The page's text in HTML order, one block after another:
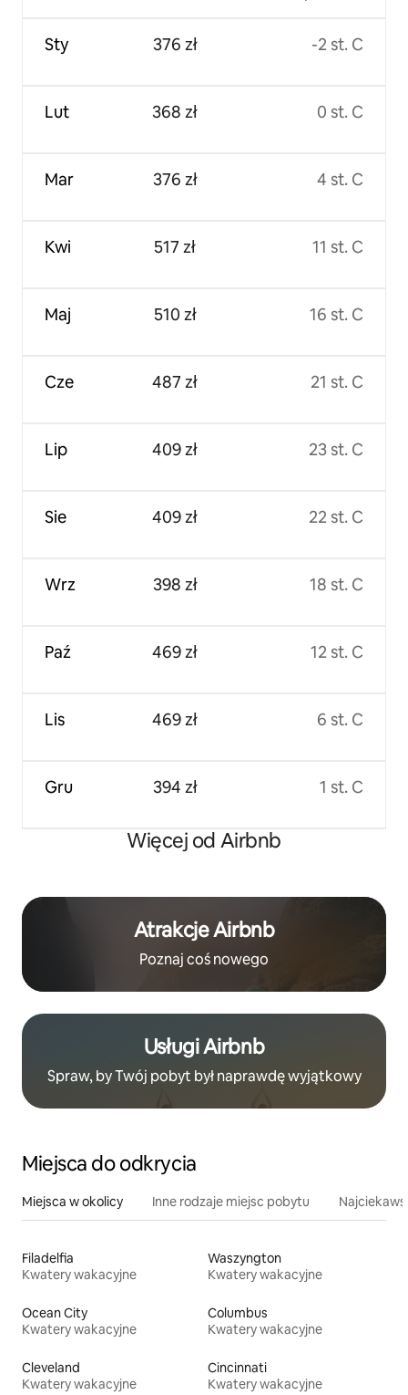
Sty
Lut
Mar
Kwi
Maj
Cze
Lip
Sie
Wrz
Paź
Lis
Gru
376 zł
368 zł
376 zł
517 zł
510 zł
487 zł
409 zł
409 zł
398 zł
469 zł
469 zł
394 zł
-2 st. C
0 st. C
4 st. C
11 st. C
16 st. C
21 st. C
23 st. C
22 st. C
18 st. C
12 st. C
6 st. C
1 st. C
Więcej od Airbnb
Atrakcje Airbnb
Poznaj coś nowego
Usługi Airbnb
Spraw, by Twój pobyt był naprawdę wyjątkowy
Miejsca do odkrycia
Miejsca w okolicy Inne rodzaje miejsc pobytu
Filadelfia
Kwatery wakacyjne
Waszyngton
Kwatery wakacyjne
Ocean City
Kwatery wakacyjne
Columbus
Kwatery wakacyjne
Cleveland
Kwatery wakacyjne
Cincinnati
Kwatery wakacyjne